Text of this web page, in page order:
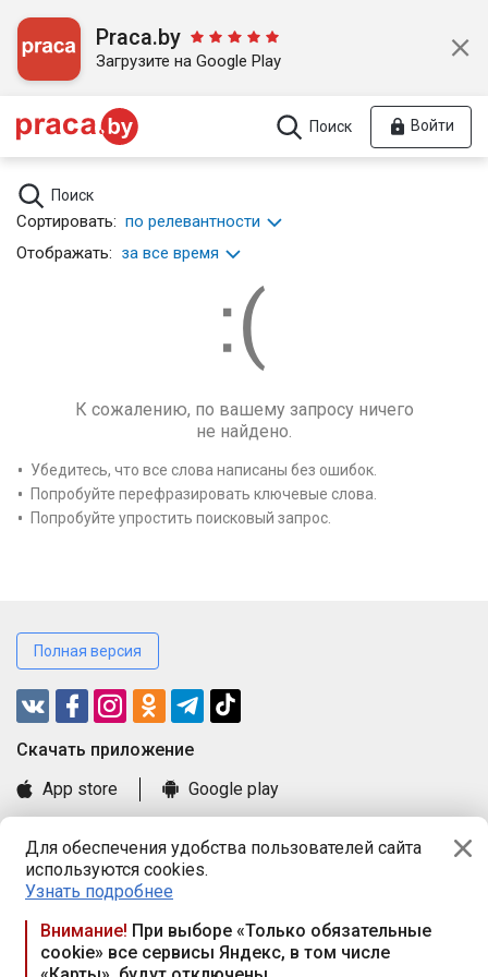
Для обеспечения удобства пользователей сайта
используются cookies.
Узнать подробнее
Внимание! При выборе «Только обязательные
cookie» все сервисы Яндекс, в том числе
Praca.by
Загрузите на Google Play
Поиск Войти
Поиск
Сортировать: по релевантности
Отображать: за все время
К сожалению, по вашему запросу ничего
не найдено.
Убедитесь, что все слова написаны без ошибок.
Попробуйте перефразировать ключевые слова.
Попробуйте упростить поисковый запрос.
Полная версия
Cкачать приложение
App store
Google play
Книга замечаний и предложений
Правила и документы
Praca.by © 2000—2026, ООО «ПРАЦА БАЙ»
Республика Беларусь, 220114, г. Минск, пр-т Независимости
117а, пом. № 9.